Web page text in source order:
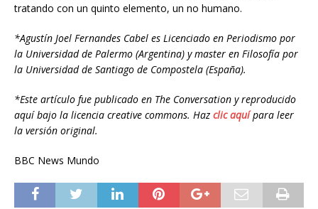
tratando con un quinto elemento, un no humano.
*Agustín Joel Fernandes Cabel es Licenciado en Periodismo por
la Universidad de Palermo (Argentina) y master en Filosofía por
la Universidad de Santiago de Compostela (España).
*Este artículo fue publicado en The Conversation y reproducido
aquí bajo la licencia creative commons. Haz clic aquípara leer
la versión original.
BBC News Mundo